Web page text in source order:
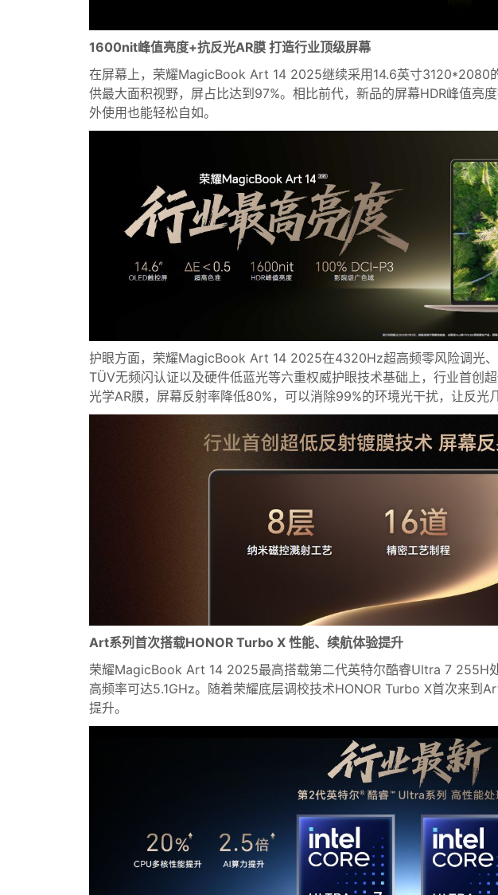
1600nit峰值亮度+抗反光AR膜 打造行业顶级屏幕
在屏幕上，荣耀MagicBook Art 14 2025继续采用14.6英寸3120*2080
供最大面积视野，屏占比达到97%。相比前代，新品的屏幕HDR峰值亮
外使用也能轻松自如。
护眼方面，荣耀MagicBook Art 14 2025在4320Hz超高频零风险调光
TÜV无频闪认证以及硬件低蓝光等六重权威护眼技术基础上，行业首创
光学AR膜，屏幕反射率降低80%，可以消除99%的环境光干扰，让反光
Art系列首次搭载HONOR Turbo X 性能、续航体验提升
荣耀MagicBook Art 14 2025最高搭载第二代英特尔酷睿Ultra 7 255H
高频率可达5.1GHz。随着荣耀底层调校技术HONOR Turbo X首次来到
提升。